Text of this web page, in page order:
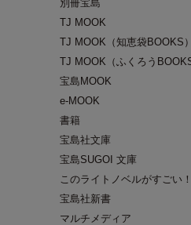
別冊宝島
TJ MOOK
TJ MOOK（知恵袋BOOKS）
TJ MOOK（ふくろうBOOKS
宝島MOOK
e-MOOK
書籍
宝島社文庫
宝島SUGOI 文庫
このライトノベルがすごい
宝島社新書
マルチメディア